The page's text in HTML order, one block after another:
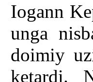
Iogann
unga
doimiy
ketardi.